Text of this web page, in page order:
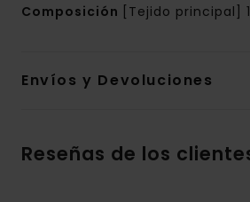
Composición [Tejido principal]
Envíos y Devoluciones
Reseñas de los